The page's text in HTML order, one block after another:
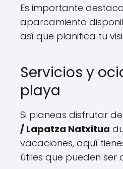
Es importante
aparcamiento
así que planifica tu
Servicios y
playa
Si planeas disfrutar
/ Lapatza Natxitua
vacaciones, aquí
útiles que pueden ser